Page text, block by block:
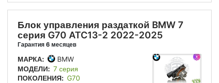
Блок управления раздаткой BMW 7
серия G70 ATC13-2 2022-2025
Гарантия 6 месяцев
МАРКА:
BMW
МОДЕЛИ: 7 серия
ПОКОЛЕНИЯ: G70